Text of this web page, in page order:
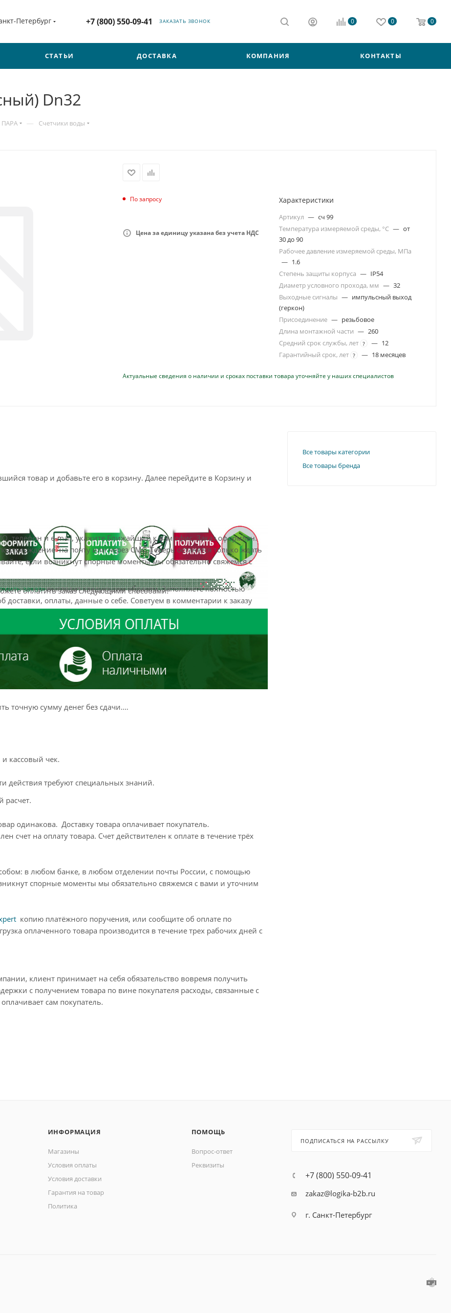
Петербург +7 (800) 550-09-41 ЗАКАЗАТЬ ЗВОНОК 0 0 0
СТАТЬИ ДОСТАВКА КОМПАНИЯ КОНТАКТЫ
Dn32
— Счетчики воды
По запросу
Цена за единицу указана без учета НДС
Характеристики
Артикул — сч 99
Температура измеряемой среды, °С — от
30 до 90
Рабочее давление измеряемой среды, МПа
— 1.6
Степень защиты корпуса — IP54
Диаметр условного прохода, мм — 32
Выходные сигналы — импульсный выход
(геркон)
Присоединение — резьбовое
Длина монтажной части — 260
Средний срок службы, лет ? — 12
Гарантийный срок, лет ? — 18 месяцев
Актуальные сведения о наличии и сроках поставки товара уточняйте у наших специалистов
товар и добавьте его в корзину. Далее перейдите в Корзину и
телефон и e-mail, укажите Ближайший к вам офис. Заказ оформлен.
на почту или через СМС. Теперь останется только ждать
если возникнут спорные моменты мы обязательно свяжемся с
заказ»выглядит следующим образом. Заполняете полностью
доставки, оплаты, данные о себе. Советуем в комментарии к заказу
вас найти. Нажмите кнопку«Оформить заказ».
оплатить заказ следующими способами:
точную сумму денег без сдачи.
кассовый чек.
действия требуют специальных знаний.
расчет.
одинакова. Доставку товара оплачивает покупатель.
счет на оплату товара. Счет действителен к оплате в течение трёх
в любом банке, в любом отделении почты России, с помощью
спорные моменты мы обязательно свяжемся с вами и уточним
копию платёжного поручения, или сообщите об оплате по
оплаченного товара производится в течение трех рабочих дней с
клиент принимает на себя обязательство вовремя получить
с получением товара по вине покупателя расходы, связанные с
сам покупатель.
Все товары категории
Все товары бренда
ИНФОРМАЦИЯ
Магазины
Условия оплаты
Условия доставки
Гарантия на товар
Политика
ПОМОЩЬ
Вопрос-ответ
Реквизиты
ПОДПИСАТЬСЯ НА РАССЫЛКУ
+7 (800) 550-09-41
zakaz@logika-b2b.ru
г. Санкт-Петербург